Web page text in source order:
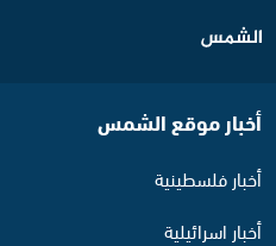
أخبار موقع الشمس
أخبار فلسطينية
أخبار اسرائيلية